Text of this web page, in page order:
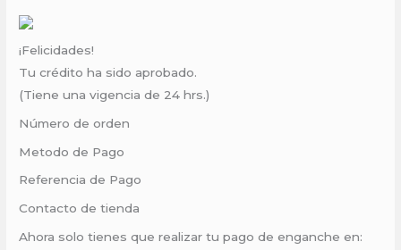
¡Felicidades!
Tu crédito ha sido aprobado.
(Tiene una vigencia de 24 hrs.)
Número de orden
Metodo de Pago
Referencia de Pago
Contacto de tienda
Ahora solo tienes que realizar tu pago de enganche en: